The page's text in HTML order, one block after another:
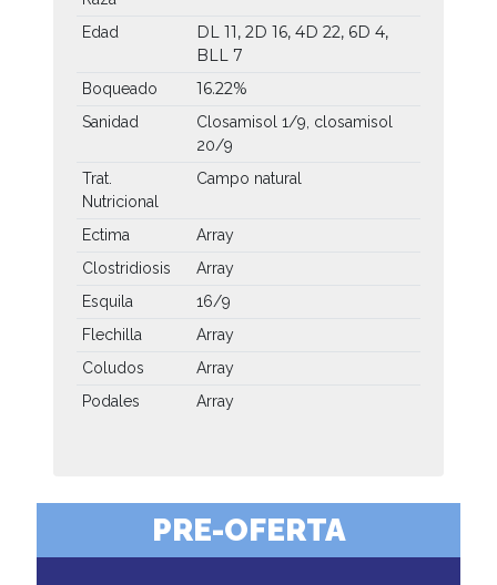
Edad
DL 11, 2D 16, 4D 22, 6D 4,
BLL 7
Boqueado 16.22%
Sanidad
Closamisol 1/9, closamisol
20/9
Trat.
Nutricional
Campo natural
Ectima
Array
Clostridiosis
Array
Esquila
16/9
Flechilla
Array
Coludos
Array
Podales
Array
PRE-OFERTA